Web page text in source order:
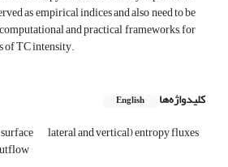
as empirical indices and also need to be
and practical frameworks, for
of TC intensity.
کلیدواژه‌ها English
lateral and vertical) entropy fluxes